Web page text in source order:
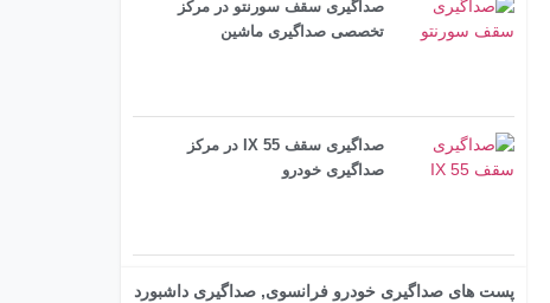
صداگیری سقف سورنتو در مرکز
تخصصی صداگیری ماشین
صداگیری سقف IX 55 در مرکز
صداگیری خودرو
پست های صداگیری خودرو فرانسوی, صداگیری داشبورد